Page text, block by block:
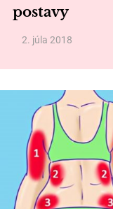
postavy
2. júla 2018